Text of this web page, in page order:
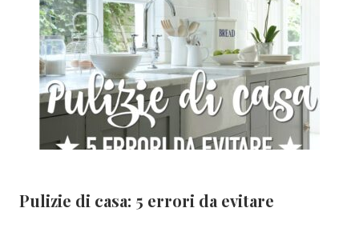
Pulizie di casa: 5 errori da evitare